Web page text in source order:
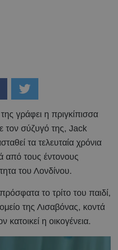
γράφει η πριγκίπισσα
τον σύζυγό της, Jack
τα τελευταία χρόνια
από τους έντονους
του Λονδίνου.
το τρίτο του παιδί,
της Λισαβόνας, κοντά
η οικογένεια.